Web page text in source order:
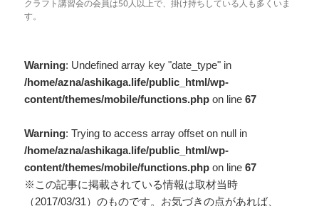
クラフト講習会の会員は50人以上で、掛け持ちしている人も多くいま
す。
Warning: Undefined array key "date_type" in
/home/azna/ashikaga.life/public_html/wp-
content/themes/mobile/functions.php on line67
Warning: Trying to access array offset on null in
/home/azna/ashikaga.life/public_html/wp-
content/themes/mobile/functions.php on line67
※この記事に掲載されている情報は取材当時
（2017/03/31）のものです。お気づきの点があれば、